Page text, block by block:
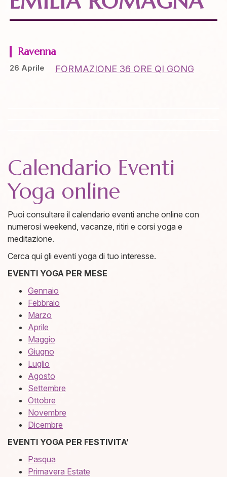
Ravenna
26 Aprile FORMAZIONE 36 ORE QI GONG
Calendario Eventi
Yoga online
Puoi consultare il calendario eventi anche online con
numerosi weekend, vacanze, ritiri e corsi yoga e
meditazione.
Cerca qui gli eventi yoga di tuo interesse.
EVENTI YOGA PER MESE
Gennaio
Febbraio
Marzo
Aprile
Maggio
Giugno
Luglio
Agosto
Settembre
Ottobre
Novembre
Dicembre
EVENTI YOGA PER FESTIVITA’
Pasqua
Primavera Estate